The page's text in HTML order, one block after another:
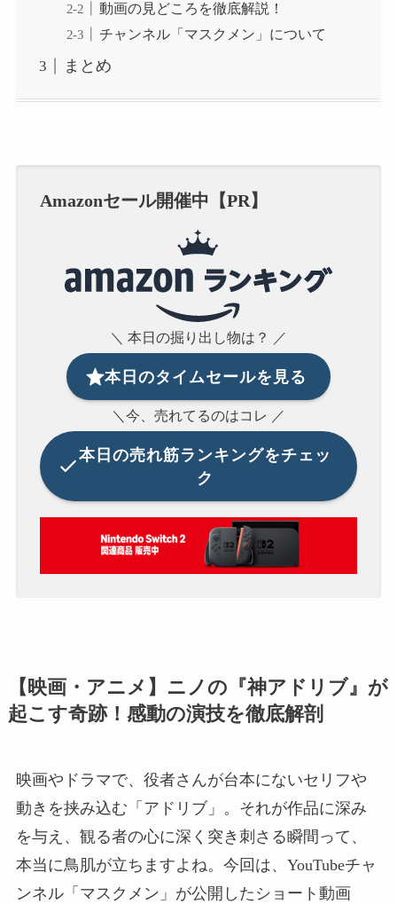
動画の見どころを徹底解説！
チャンネル「マスクメン」について
まとめ
Amazonセール開催中【PR】
＼ 本日の掘り出し物は？ ／
本日のタイムセールを見る
＼今、売れてるのはコレ ／
本日の売れ筋ランキングをチェッ
ク
【映画・アニメ】ニノの『神アドリブ』が
起こす奇跡！感動の演技を徹底解剖
映画やドラマで、役者さんが台本にないセリフや
動きを挟み込む「アドリブ」。それが作品に深み
を与え、観る者の心に深く突き刺さる瞬間って、
本当に鳥肌が立ちますよね。今回は、YouTubeチャ
ンネル「マスクメン」が公開したショート動画